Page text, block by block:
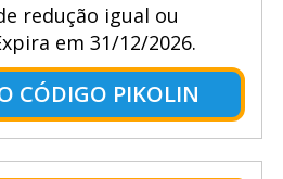
redução igual ou
em 31/12/2026.
CÓDIGO PIKOLIN